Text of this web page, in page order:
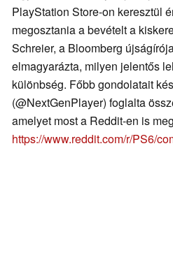
PlayStation Store-on keresztül
megosztania a bevételt a
Schreier, a Bloomberg
elmagyarázta, milyen jelentős
különbség. Főbb gondolatait
(@NextGenPlayer) foglalta
amelyet most a Reddit-en is
https://www.reddit.com/r/PS6/